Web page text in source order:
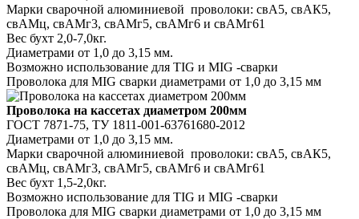
Марки сварочной алюминиевой проволоки: свА5, свАК5,
свАМц, свАМг3, свАМг5, свАМг6 и свАМг61
Вес бухт 2,0-7,0кг.
Диаметрами от 1,0 до 3,15 мм.
Возможно использование для TIG и MIG -сварки
Проволока для MIG сварки диаметрами от 1,0 до 3,15 мм
Проволока на кассетах диаметром 200мм
ГОСТ 7871-75, ТУ 1811-001-63761680-2012
Диаметрами от 1,0 до 3,15 мм.
Марки сварочной алюминиевой проволоки: свА5, свАК5,
свАМц, свАМг3, свАМг5, свАМг6 и свАМг61
Вес бухт 1,5-2,0кг.
Возможно использование для TIG и MIG -сварки
Проволока для MIG сварки диаметрами от 1,0 до 3,15 мм